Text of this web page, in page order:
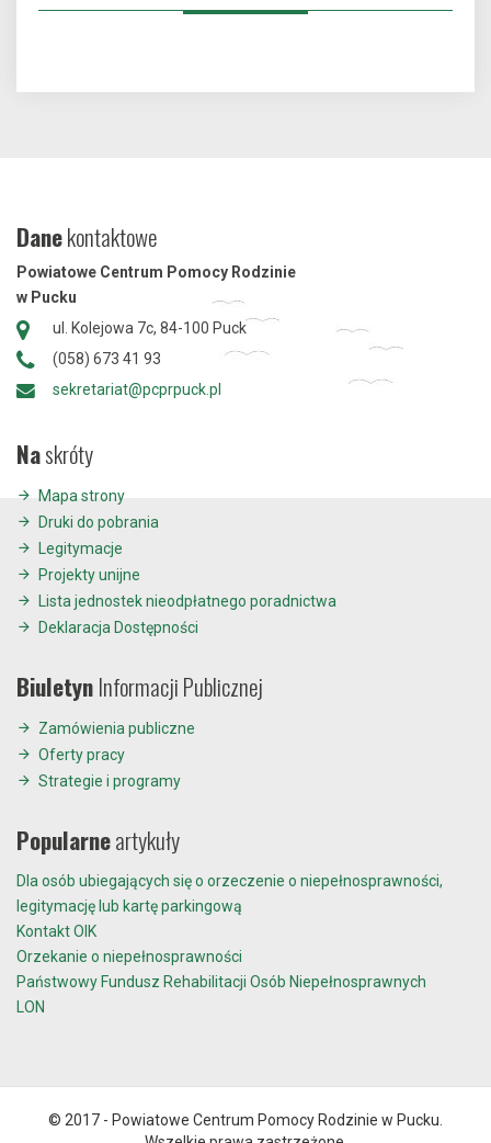
Danekontaktowe
Powiatowe Centrum Pomocy Rodzinie
w Pucku
ul. Kolejowa 7c, 84-100 Puck
(058) 673 41 93
sekretariat@pcprpuck.pl
Naskróty
Mapa strony
Druki do pobrania
Legitymacje
Projekty unijne
Lista jednostek nieodpłatnego poradnictwa
Deklaracja Dostępności
BiuletynInformacji Publicznej
Zamówienia publiczne
Oferty pracy
Strategie i programy
Popularneartykuły
Dla osób ubiegających się o orzeczenie o niepełnosprawności,
legitymację lub kartę parkingową
Kontakt OIK
Orzekanie o niepełnosprawności
Państwowy Fundusz Rehabilitacji Osób Niepełnosprawnych
LON
© 2017 - Powiatowe Centrum Pomocy Rodzinie w Pucku.